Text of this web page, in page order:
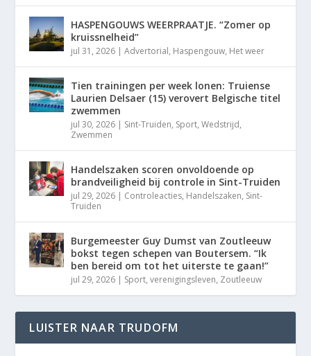
HASPENGOUWS WEERPRAATJE. “Zomer op
kruissnelheid”
jul 31, 2026 |Advertorial, Haspengouw, Het weer
Tien trainingen per week lonen: Truiense
Laurien Delsaer (15) verovert Belgische titel
zwemmen
jul 30, 2026 | Sint-Truiden, Sport,Wedstrijd,
Zwemmen
Handelszaken scoren onvoldoende op
brandveiligheid bij controle in Sint-Truiden
jul 29, 2026 | Controleacties, Handelszaken, Sint-
Truiden
Burgemeester Guy Dumst van Zoutleeuw
bokst tegen schepen van Boutersem. “Ik
ben bereid om tot het uiterste te gaan!”
jul 29, 2026 | Sport,verenigingsleven, Zoutleeuw
LUISTER NAAR TRUDOFM